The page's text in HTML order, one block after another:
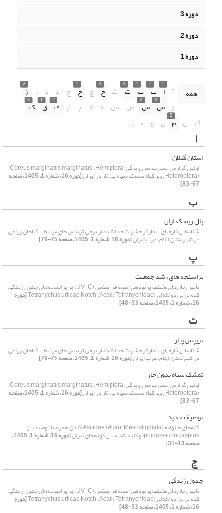
دوره 3
دوره 2
دوره 1
همه آ
1
ا
1
ب
1
پ
3
ت ث
3
ج چ
1
ح خ د ذ ر
2
ز
ژ
2
س
2
ش ص ض ط ظ ع غ
2
ف
1
ق
3
ک
گ ل
2
م ن و ه ی
ا
استان گیلان
اولین گزارش خسارت سن پابرگی Coreus marginatus marginatus (Hemiptera:
Heteroptera) روی گیاه تمشک سیاه بی خار در ایران [دوره 16، شماره 1، 1405، صفحه
67-83]
ب
بال ریشکداران
شناسایی قارچهای بیمارگر حشرات جدا شده از برخی تریپس های مرتبط با گیاهان زراعی
در شهرستان ایلام، غرب ایران[دوره 16، شماره 1، 1405، صفحه 75-79]
پ
پراسنجه های رشد جمعیت
تاثیر زمان‌های مختلف پرتودهی اشعه‌ فرا بنفش (UV-C) بر پراسنجه‌های جدول زندگی
کنه تارتن دو لکه‌ای Tetranychus urticae Kotch (Acari: Tetranychidae) [دوره
16، شماره 1، 1405، صفحه 33-48]
ت
تریپس پیاز
شناسایی قارچهای بیمارگر حشرات جدا شده از برخی تریپس های مرتبط با گیاهان زراعی
در شهرستان ایلام، غرب ایران[دوره 16، شماره 1، 1405، صفحه 75-79]
تمشک سیاه بدون خار
اولین گزارش خسارت سن پابرگی Coreus marginatus marginatus (Hemiptera:
Heteroptera) روی گیاه تمشک سیاه بی خار در ایران [دوره 16، شماره 1، 1405، صفحه
67-83]
توصیف جدید
کنه‌های خانواده Ascidae (Acari: Mesostigmata) گیلان همراه با توصیف نر
Iphidozercon caspius و کلید شناسایی گونه‌های ایران [دوره 16، شماره 1، 1405،
صفحه 13-31]
ج
جدول زندگی
تاثیر زمان‌های مختلف پرتودهی اشعه‌ فرا بنفش (UV-C) بر پراسنجه‌های جدول زندگی
کنه تارتن دو لکه‌ای Tetranychus urticae Kotch (Acari: Tetranychidae) [دوره
16، شماره 1، 1405، صفحه 33-48]